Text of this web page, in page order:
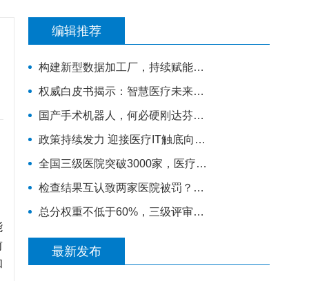
编辑推荐
构建新型数据加工厂，持续赋能医院高质量建设
权威白皮书揭示：智慧医疗未来趋势如何？
国产手术机器人，何必硬刚达芬奇？
政策持续发力 迎接医疗IT触底向上拐点
全国三级医院突破3000家，医疗格局正在生变！
检查结果互认致两家医院被罚？新规下医院不能踩这4个雷区
总分权重不低于60%，三级评审这些数据指标怎么抓？
最新发布